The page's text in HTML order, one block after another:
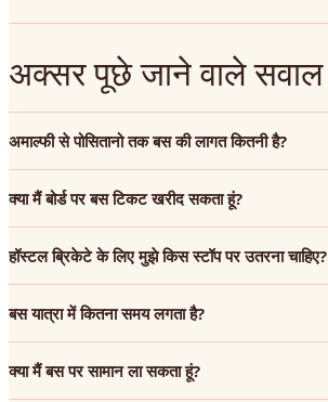
अक्सर पूछे जाने वाले सवाल
अमाल्फी से पोसितानो तक बस की लागत कितनी है?
क्या मैं बोर्ड पर बस टिकट खरीद सकता हूं?
हॉस्टल ब्रिकेटे के लिए मुझे किस स्टॉप पर उतरना चाहिए?
बस यात्रा में कितना समय लगता है?
क्या मैं बस पर सामान ला सकता हूं?